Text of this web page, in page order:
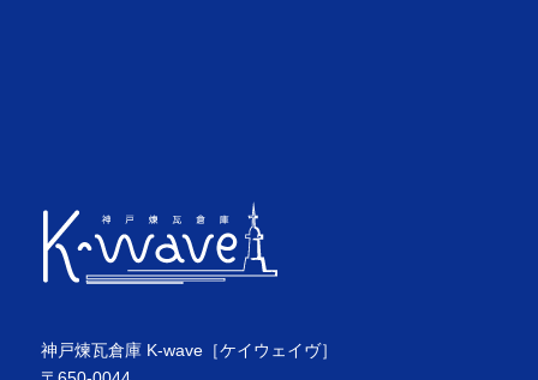
神戸煉瓦倉庫 K-wave［ケイウェイヴ］